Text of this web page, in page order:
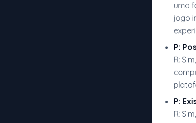
uma
jogo
P:
R: Sim,
P:
R: